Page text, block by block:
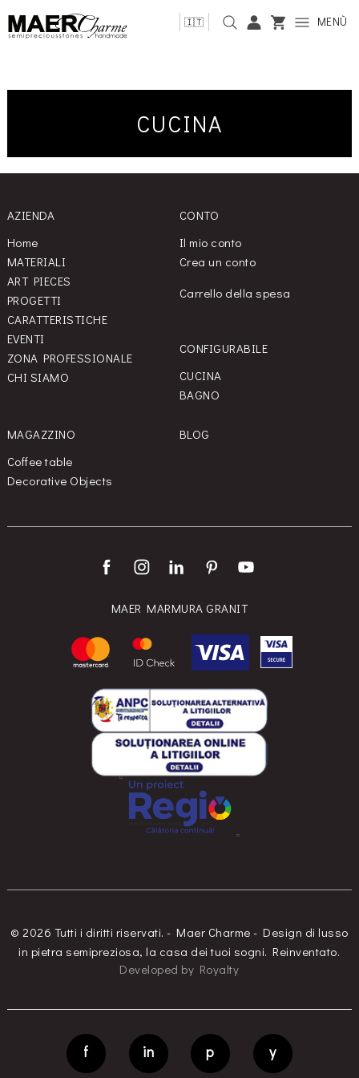
🇮🇹 MENÙ
CUCINA
AZIENDA
Home
MATERIALI
ART PIECES
PROGETTI
CARATTERISTICHE
EVENTI
ZONA PROFESSIONALE
CHI SIAMO
CONTO
Il mio conto
Crea un conto
Carrello della spesa
CONFIGURABILE
CUCINA
BAGNO
MAGAZZINO
Coffee table
Decorative Objects
BLOG
MAER MARMURA GRANIT
© 2026 Tutti i diritti riservati. - Maer Charme - Design di lusso
in pietra semipreziosa, la casa dei tuoi sogni. Reinventato.
Developed by Royalty
f in p y